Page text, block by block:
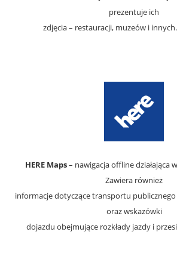
prezentuje ich
zdjęcia – restauracji, muzeów i
HERE Maps– nawigacja offline działająca
Zawiera również
informacje dotyczące transportu
oraz wskazówki
dojazdu obejmujące rozkłady jazdy i